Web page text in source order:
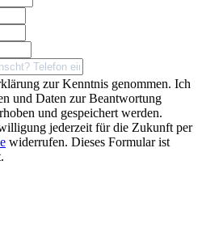
zur Kenntnis genommen. Ich
und Daten zur Beantwortung
und gespeichert werden.
jederzeit für die Zukunft per
widerrufen. Dieses Formular ist